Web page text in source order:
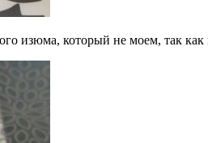
изюма, который не моем, так